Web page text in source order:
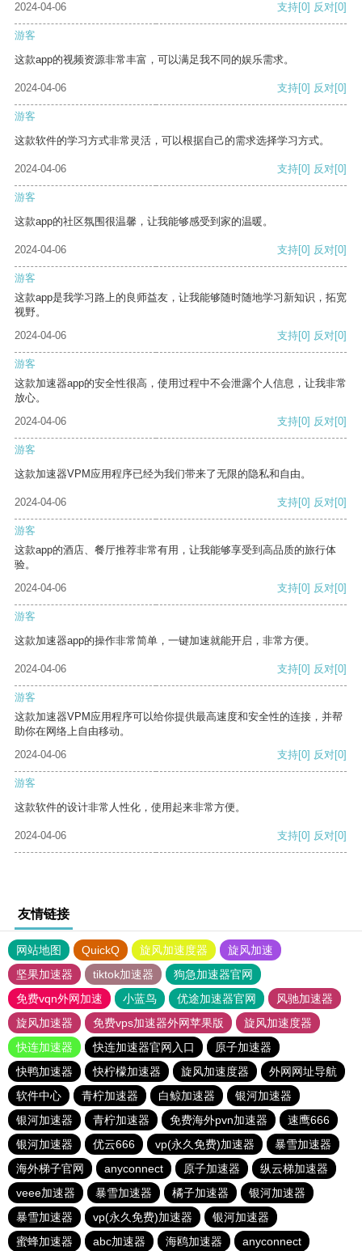
2024-04-06
支持[0] 反对[0]
游客
这款app的视频资源非常丰富，可以满足我不同的娱乐需求。
2024-04-06 支持[0] 反对[0]
游客
这款软件的学习方式非常灵活，可以根据自己的需求选择学习方式。
2024-04-06 支持[0] 反对[0]
游客
这款app的社区氛围很温馨，让我能够感受到家的温暖。
2024-04-06 支持[0] 反对[0]
游客
这款app是我学习路上的良师益友，让我能够随时随地学习新知识，拓宽
视野。
2024-04-06
支持[0] 反对[0]
游客
这款加速器app的安全性很高，使用过程中不会泄露个人信息，让我非常
放心。
2024-04-06
支持[0] 反对[0]
游客
这款加速器VPM应用程序已经为我们带来了无限的隐私和自由。
2024-04-06 支持[0] 反对[0]
游客
这款app的酒店、餐厅推荐非常有用，让我能够享受到高品质的旅行体
验。
2024-04-06
支持[0] 反对[0]
游客
这款加速器app的操作非常简单，一键加速就能开启，非常方便。
2024-04-06 支持[0] 反对[0]
游客
这款加速器VPM应用程序可以给你提供最高速度和安全性的连接，并帮
助你在网络上自由移动。
2024-04-06
支持[0] 反对[0]
游客
这款软件的设计非常人性化，使用起来非常方便。
2024-04-06 支持[0] 反对[0]
友情链接
网站地图 QuickQ 旋风加速度器
旋风加速
坚果加速器
tiktok加速器
狗急加速器官网
免费vqn外网加速
小蓝鸟 优途加速器官网
风驰加速器
旋风加速器
免费vps加速器外网苹果版
旋风加速度器
快连加速器
快连加速器官网入口
原子加速器
快鸭加速器
快柠檬加速器 旋风加速度器
外网网址导航
软件中心
青柠加速器 白鲸加速器
银河加速器
银河加速器
青柠加速器 免费海外pvn加速器
速鹰666
银河加速器
优云666 vp(永久免费)加速器
暴雪加速器
海外梯子官网
anyconnect 原子加速器
纵云梯加速器
veee加速器
暴雪加速器 橘子加速器
银河加速器
暴雪加速器
vp(永久免费)加速器
银河加速器
蜜蜂加速器
abc加速器 海鸥加速器 anyconnect